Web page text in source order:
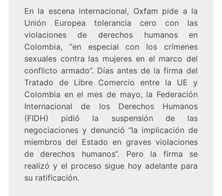
En la escena internacional, Oxfam pide a la
Unión Europea tolerancia cero con las
violaciones de derechos humanos en
Colombia, “en especial con los crímenes
sexuales contra las mujeres en el marco del
conflicto armado”. Días antes de la firma del
Tratado de Libre Comercio entre la UE y
Colombia en el mes de mayo, la Federación
Internacional de los Derechos Humanos
(FIDH) pidió la suspensión de las
negociaciones y denunció “la implicación de
miembros del Estado en graves violaciones
de derechos humanos”. Pero la firma se
realizó y el proceso sigue hoy adelante para
su ratificación.